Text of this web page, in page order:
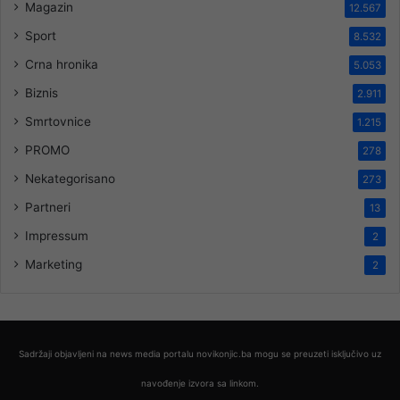
Magazin 12.567
Sport 8.532
Crna hronika 5.053
Biznis 2.911
Smrtovnice 1.215
PROMO 278
Nekategorisano 273
Partneri 13
Impressum 2
Marketing 2
Sadržaji objavljeni na news media portalu novikonjic.ba mogu se preuzeti isključivo uz
navođenje izvora sa linkom.